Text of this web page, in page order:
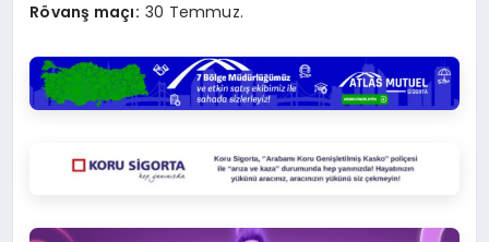
Rövanş maçı: 30 Temmuz.